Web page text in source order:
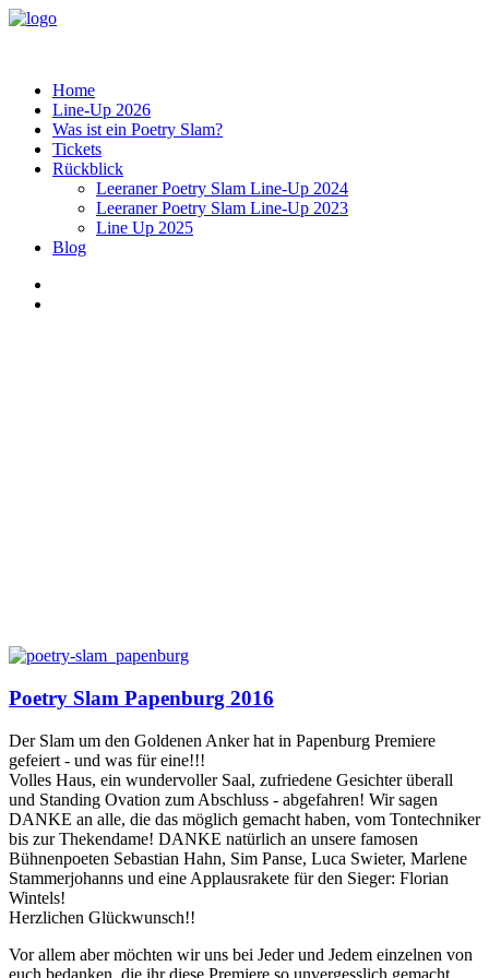
Home
Line-Up 2026
Was ist ein Poetry Slam?
Tickets
Rückblick
Leeraner Poetry Slam Line-Up 2024
Leeraner Poetry Slam Line-Up 2023
Line Up 2025
Blog
Poetry Slam Papenburg 2016
Der Slam um den Goldenen Anker hat in Papenburg Premiere
gefeiert - und was für eine!!!
Volles Haus, ein wundervoller Saal, zufriedene Gesichter überall
und Standing Ovation zum Abschluss - abgefahren! Wir sagen
DANKE an alle, die das möglich gemacht haben, vom Tontechniker
bis zur Thekendame! DANKE natürlich an unsere famosen
Bühnenpoeten Sebastian Hahn, Sim Panse, Luca Swieter, Marlene
Stammerjohanns und eine Applausrakete für den Sieger: Florian
Wintels!
Herzlichen Glückwunsch!!
Vor allem aber möchten wir uns bei Jeder und Jedem einzelnen von
euch bedanken, die ihr diese Premiere so unvergesslich gemacht